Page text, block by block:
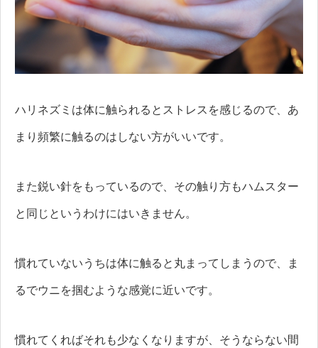
ハリネズミは体に触られるとストレスを感じるので、あ
まり頻繁に触るのはしない方がいいです。
また鋭い針をもっているので、その触り方もハムスター
と同じというわけにはいきません。
慣れていないうちは体に触ると丸まってしまうので、ま
るでウニを掴むような感覚に近いです。
慣れてくればそれも少なくなりますが、そうならない間